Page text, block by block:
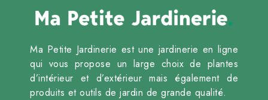
Ma Petite Jardinerie est une jardinerie en ligne
qui vous propose un large choix de plantes
d’intérieur et d’extérieur mais également de
produits et outils de jardin de grande qualité.